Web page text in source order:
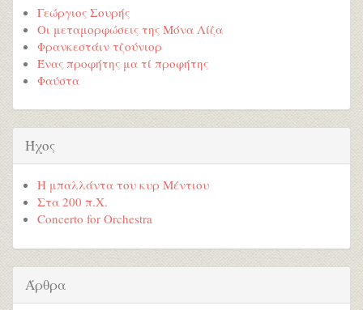
Γεώργιος Σουρής
Οι μεταμορφώσεις της Μόνα Λίζα
Φρανκεστάιν τζούνιορ
Ένας προφήτης μα τί προφήτης
Φαύστα
Ήχος
Η μπαλλάντα του κυρ Μέντιου
Στα 200 π.Χ.
Concerto for Orchestra
Άρθρα